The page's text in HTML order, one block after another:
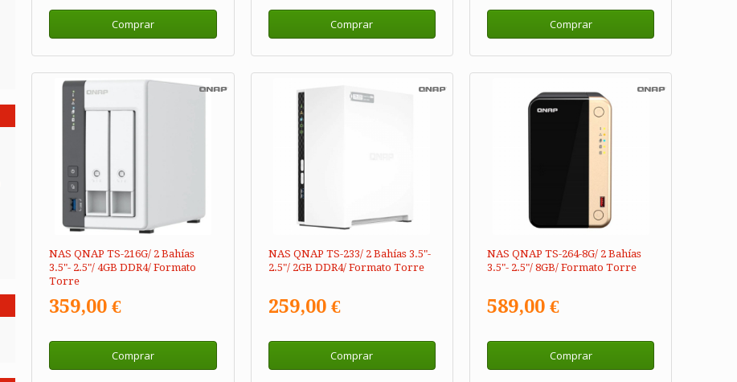
Comprar Comprar Comprar
NAS QNAP TS-216G/ 2 Bahías
3.5"- 2.5"/ 4GB DDR4/ Formato
Torre
359,00 €
Comprar
NAS QNAP TS-233/ 2 Bahías 3.5"-
2.5"/ 2GB DDR4/ Formato Torre
259,00 €
Comprar
NAS QNAP TS-264-8G/ 2 Bahías
3.5"- 2.5"/ 8GB/ Formato Torre
589,00 €
Comprar